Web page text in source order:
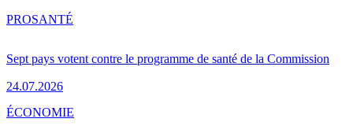
Sept pays votent contre le programme de santé de la Commission
24.07.2026
PROSANTÉ
ÉCONOMIE